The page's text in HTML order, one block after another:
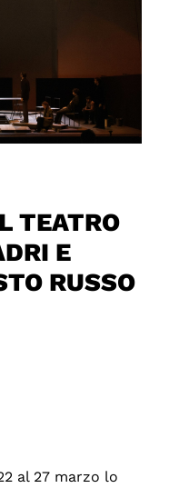
TEATRO
E
RUSSO
al 27 marzo lo